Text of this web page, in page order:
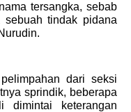
tersangka, sebab
tindak pidana
dari seksi
sprindik, beberapa
dimintai keterangan